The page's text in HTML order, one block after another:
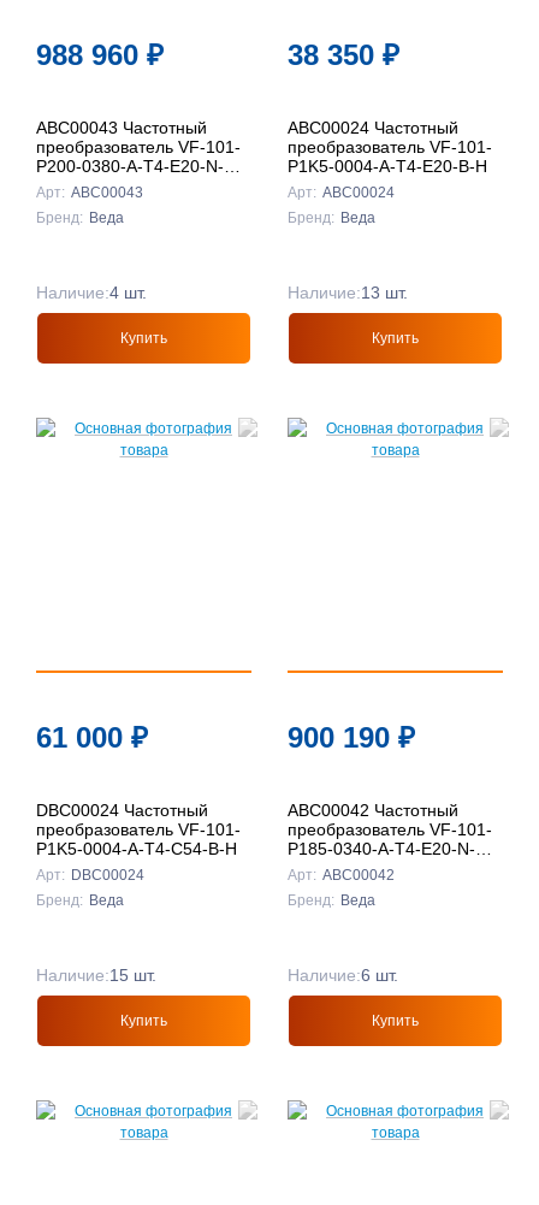
988 960 ₽
ABC00043 Частотный
преобразователь VF-101-
P200-0380-A-T4-E20-N-H-
D
Арт: ABC00043
Бренд: Веда
Наличие:4 шт.
Купить
38 350 ₽
ABC00024 Частотный
преобразователь VF-101-
P1K5-0004-A-T4-E20-B-H
Арт: ABC00024
Бренд: Веда
Наличие:13 шт.
Купить
61 000 ₽
DBC00024 Частотный
преобразователь VF-101-
P1K5-0004-A-T4-C54-B-H
Арт: DBC00024
Бренд: Веда
Наличие:15 шт.
Купить
900 190 ₽
ABC00042 Частотный
преобразователь VF-101-
P185-0340-A-T4-E20-N-H-
D
Арт: ABC00042
Бренд: Веда
Наличие:6 шт.
Купить